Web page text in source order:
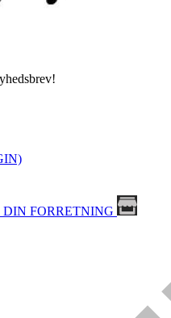
DIN FORRETNING